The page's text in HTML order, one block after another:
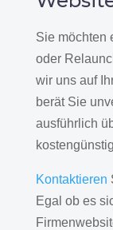
Sie möchten
oder
wir uns auf
berät Sie
ausführlich
Kontaktieren
Egal ob es